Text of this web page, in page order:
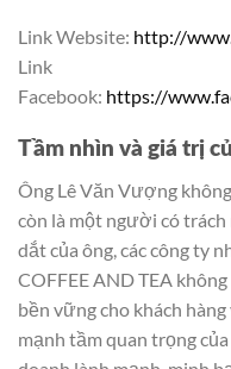
Link Website: http://
Link
Facebook: https://
Tầm nhìn và giá trị
Ông Lê Văn Vượng
còn là một người có
dắt của ông, các công ty
COFFEE AND TEA
bền vững cho khách
mạnh tầm quan trọng